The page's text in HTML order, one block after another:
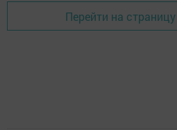
Перейти на